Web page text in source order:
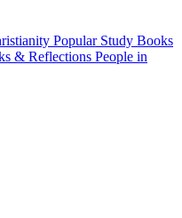
Popular Study Books
& Reflections People in